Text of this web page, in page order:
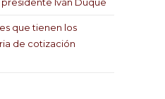
que tienen los
de cotización